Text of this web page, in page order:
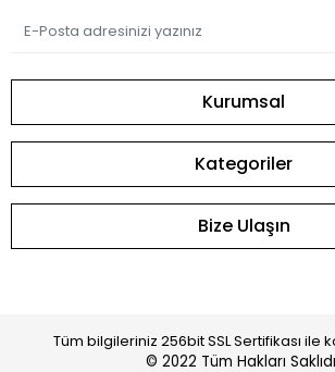
Kurumsal
Kategoriler
Bize Ulaşın
Tüm bilgileriniz 256bit SSL Sertifikası ile
© 2022 Tüm Hakları